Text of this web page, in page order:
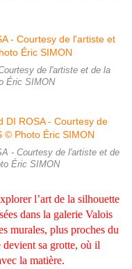
de l'artiste et de la
Éric SIMON
- Courtesy de l'artiste et de
Éric SIMON
l’art de la silhouette
dans la galerie Valois
murales, plus proches du
sa grotte, où il
la matière.